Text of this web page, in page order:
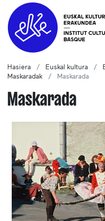
Hasiera Euskal kultura
Maskaradak
Maskarada
Maskarada